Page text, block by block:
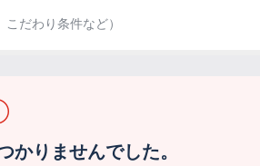
だわり条件など）
かりませんでした。